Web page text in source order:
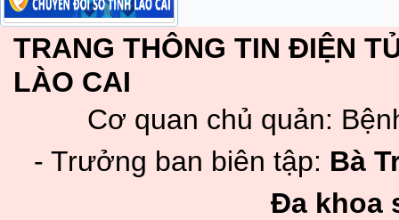
TRANG THÔNG TIN ĐIỆN
LÀO CAI
Cơ quan chủ quản:
- Trưởng ban biên tập: Bà
Đa khoa